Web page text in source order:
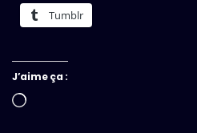
Tumblr
J’aime ça :
Chargement…